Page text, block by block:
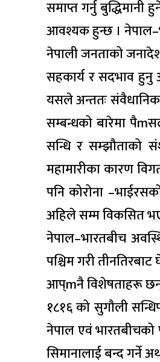
समाप्त गर्नु बुद्धिमानी
आवश्यक हुन्छ ।
नेपाली जनताको
सहकार्य र सदभाव हुनु
यसले अन्ततः संवैधानिक
सम्बन्धको बारेमा
सन्धि र सम्झौताको
महामारीका कारण
पनि कोरोना
अहिले सम्म विकसित
नेपाल–भारतबीच
पश्चिम गरी
आप्mनै विशेषताहरू छन्
१८१६ को सुगौली
नेपाल एवं
सिमानालाई बन्द गर्ने